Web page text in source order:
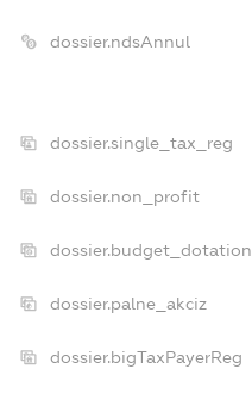
dossier.ndsAnnul
dossier.single_tax_reg
dossier.non_profit
dossier.budget_dotation
dossier.palne_akciz
dossier.bigTaxPayerReg